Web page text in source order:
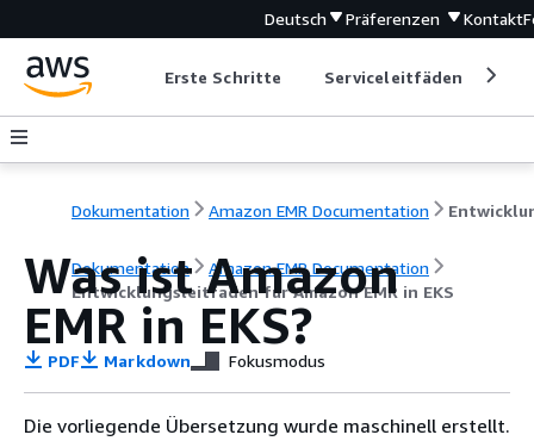
Deutsch Präferenzen Kontakt
Erste Schritte Serviceleitfäden
Dokumentation Amazon EMR Documentation
Dokumentation
Amazon EMR Documentation
Entwicklungsleitfaden für Amazon EMR in EKS
Was ist Amazon
EMR in EKS?
PDF Markdown Fokusmodus
Die vorliegende Übersetzung wurde maschinell erstellt.